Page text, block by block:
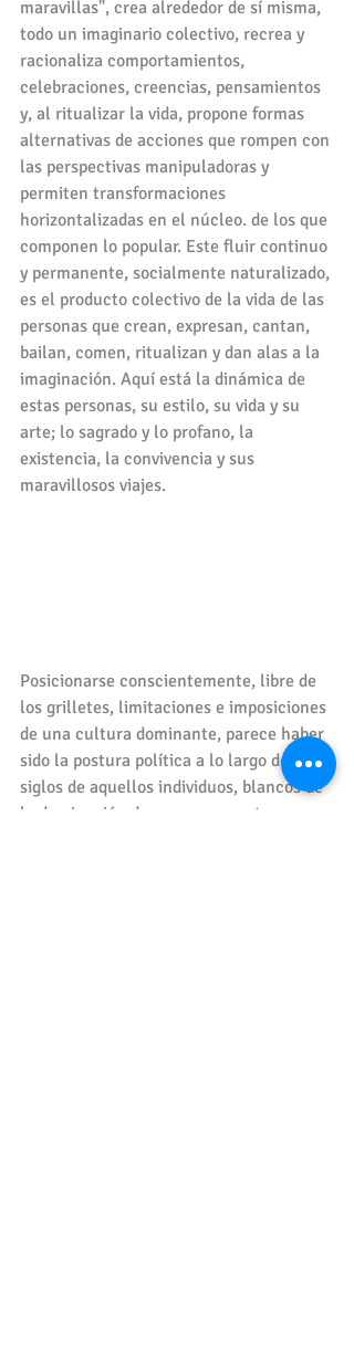
maravillas", crea alrededor de sí misma,
todo un imaginario colectivo, recrea y
racionaliza comportamientos,
celebraciones, creencias, pensamientos
y, al ritualizar la vida, propone formas
alternativas de acciones que rompen con
las perspectivas manipuladoras y
permiten transformaciones
horizontalizadas en el núcleo. de los que
componen lo popular. Este fluir continuo
y permanente, socialmente naturalizado,
es el producto colectivo de la vida de las
personas que crean, expresan, cantan,
bailan, comen, ritualizan y dan alas a la
imaginación. Aquí está la dinámica de
estas personas, su estilo, su vida y su
arte; lo sagrado y lo profano, la
existencia, la convivencia y sus
maravillosos viajes.
Posicionarse conscientemente, libre de
los grilletes, limitaciones e imposiciones
de una cultura dominante, parece haber
sido la postura política a lo largo de los
siglos de aquellos individuos, blancos de
la dominación de cuerpos, mentes y